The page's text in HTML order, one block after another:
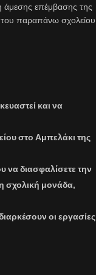
άμεσης επέμβασης της
παραπάνω σχολείου.
και να
στο Αμπελάκι της
να διασφαλίσετε την
σχολική μονάδα,
οι εργασίες